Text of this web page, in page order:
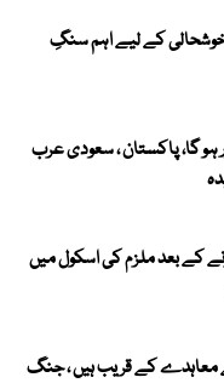
خوشحالی کے لیے اہم سنگِ
ہو گا، پاکستان ، سعودی عرب
کے بعد ملزم کی اسکول میں
معاہدے کے قریب ہیں ، جنگ